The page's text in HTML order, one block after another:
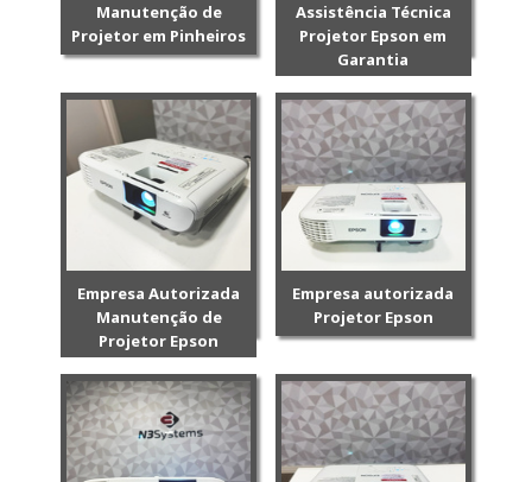
Manutenção de
Projetor em Pinheiros
Assistência Técnica
Projetor Epson em
Garantia
Empresa Autorizada
Manutenção de
Projetor Epson
Empresa autorizada
Projetor Epson